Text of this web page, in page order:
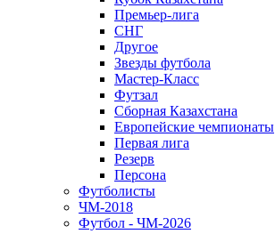
Премьер-лига
СНГ
Другое
Звезды футбола
Мастер-Класс
Футзал
Сборная Казахстана
Европейские чемпионаты
Первая лига
Резерв
Персона
Футболисты
ЧМ-2018
Футбол - ЧМ-2026